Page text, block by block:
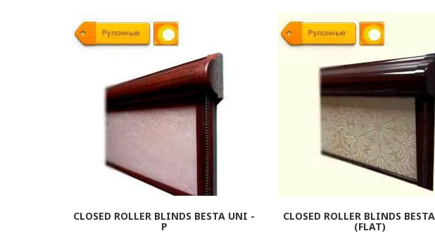
CLOSED ROLLER BLINDS BESTA UNI -
P
CLOSED ROLLER BLINDS
(FLAT)